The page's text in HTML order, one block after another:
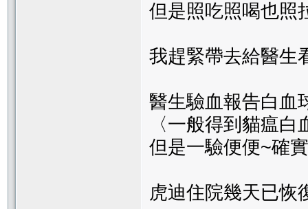
但是照吃照喝也照
我趕緊帶去給醫生
醫生驗血報告白血
〈一般得到貓瘟
但是一驗便便~確
虎迪住院幾天已恢